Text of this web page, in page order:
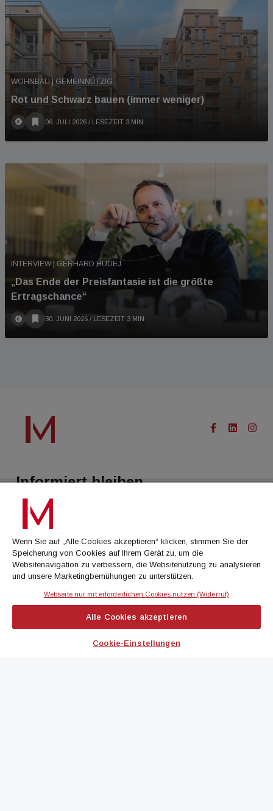
WOHNBAU | GEMEINNÜTZIG
Rot und Schwarz bauen (immer weniger)
06. JULI 2026 / LESEZEIT 3 MIN
INTERVIEW | GERHARD HUDEJ
„Das Ende der Preisfantasie ist die größte
Ertragschance“
30. JUNI 2026 / LESEZEIT 3 MIN
Informiert bleiben.
Treffen Sie eine Selektion unserer Newsletter zu buildingTIMES,
immoflash, Immobilien Magazin, immo7news, immojobs, immotermin
oder dem Morgenjournal
Jetzt anmelden
Wenn Sie auf „Alle Cookies akzeptieren“ klicken, stimmen Sie der
Speicherung von Cookies auf Ihrem Gerät zu, um die
Websitenavigation zu verbessern, die Websitenutzung zu analysieren
und unsere Marketingbemühungen zu unterstützen.
Webseite nur mit erforderlichen Cookies nutzen (Widerruf)
Alle Cookies akzeptieren
Cookie-Einstellungen